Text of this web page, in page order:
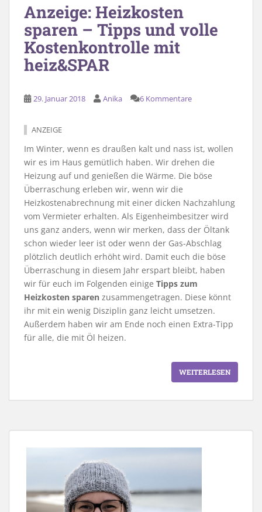
Anzeige: Heizkosten
sparen – Tipps und volle
Kostenkontrolle mit
heiz&SPAR
29. Januar 2018 Anika 6 Kommentare
ANZEIGE
Im Winter, wenn es draußen kalt und nass ist, wollen
wir es im Haus gemütlich haben. Wir drehen die
Heizung auf und genießen die Wärme. Die böse
Überraschung erleben wir, wenn wir die
Heizkostenabrechnung mit einer dicken Nachzahlung
vom Vermieter erhalten. Als Eigenheimbesitzer wird
uns ganz anders, wenn wir merken, dass der Öltank
schon wieder leer ist oder wenn der Gas-Abschlag
plötzlich deutlich erhöht wird. Damit euch die böse
Überraschung in diesem Jahr erspart bleibt, haben
wir für euch im Folgenden einige Tipps zum
Heizkosten sparen zusammengetragen. Diese könnt
ihr mit ein wenig Disziplin ganz leicht umsetzen.
Außerdem haben wir am Ende noch einen Extra-Tipp
für alle, die mit Öl heizen.
WEITERLESEN